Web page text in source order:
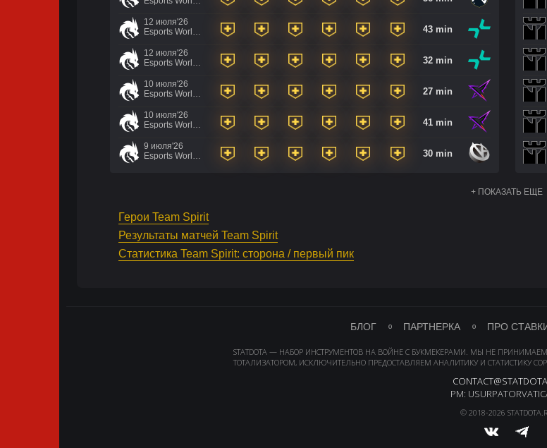
12 июля'26
Esports World Cup 2026
43 min
12 июля'26
Esports World Cup 2026
32 min
10 июля'26
Esports World Cup 2026
27 min
10 июля'26
Esports World Cup 2026
41 min
9 июля'26
Esports World Cup 2026
30 min
+ ПОКАЗАТЬ ЕЩЕ
Герои Team Spirit
Результаты матчей Team Spirit
Статистика Team Spirit: сторона / первый пик
БЛОГ ПАРТНЕРКА ПРО
STATDOTA — НАБОР ИНСТРУМЕНТОВ НА ВОЙНЕ С БУКМЕКЕРАМИ. МЫ НЕ
ТОТАЛИЗАТОРОМ, ИСКЛЮЧИТЕЛЬНО ПРЕДОСТАВЛЯЕМ АНАЛИТИКУ И СТАТИСТИКУ
PM:
© 2018-2026